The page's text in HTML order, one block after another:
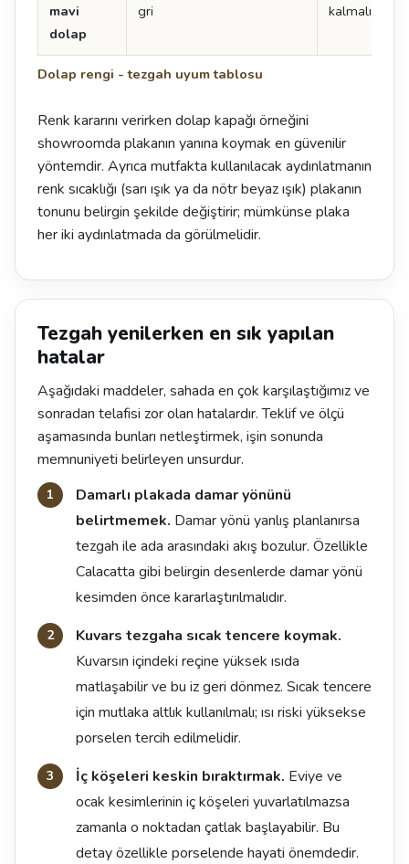
Dolap rengi - tezgah uyum tablosu
mavi
dolap
gri
kalmalı
Renk kararını verirken dolap kapağı örneğini
showroomda plakanın yanına koymak en güvenilir
yöntemdir. Ayrıca mutfakta kullanılacak aydınlatmanın
renk sıcaklığı (sarı ışık ya da nötr beyaz ışık) plakanın
tonunu belirgin şekilde değiştirir; mümkünse plaka
her iki aydınlatmada da görülmelidir.
Tezgah yenilerken en sık yapılan
hatalar
Aşağıdaki maddeler, sahada en çok karşılaştığımız ve
sonradan telafisi zor olan hatalardır. Teklif ve ölçü
aşamasında bunları netleştirmek, işin sonunda
memnuniyeti belirleyen unsurdur.
Damarlı plakada damar yönünü
belirtmemek. Damar yönü yanlış planlanırsa
tezgah ile ada arasındaki akış bozulur. Özellikle
Calacatta gibi belirgin desenlerde damar yönü
kesimden önce kararlaştırılmalıdır.
Kuvars tezgaha sıcak tencere koymak.
Kuvarsın içindeki reçine yüksek ısıda
matlaşabilir ve bu iz geri dönmez. Sıcak tencere
için mutlaka altlık kullanılmalı; ısı riski yüksekse
porselen tercih edilmelidir.
İç köşeleri keskin bıraktırmak. Eviye ve
ocak kesimlerinin iç köşeleri yuvarlatılmazsa
zamanla o noktadan çatlak başlayabilir. Bu
detay özellikle porselende hayati önemdedir.